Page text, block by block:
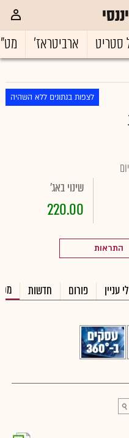
סטריט ארביטראז'
לצפות בנתונים ללא השהיה
שינוי באג'
220.00
התראות
עניין פורום חדשות